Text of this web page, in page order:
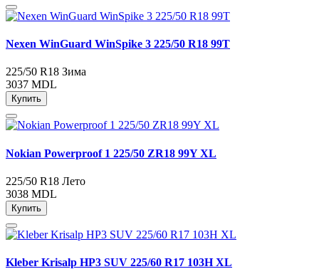
Nexen WinGuard WinSpike 3 225/50 R18 99T
225/50 R18 Зима
3037 MDL
Купить
Nokian Powerproof 1 225/50 ZR18 99Y XL
225/50 R18 Лето
3038 MDL
Купить
Kleber Krisalp HP3 SUV 225/60 R17 103H XL